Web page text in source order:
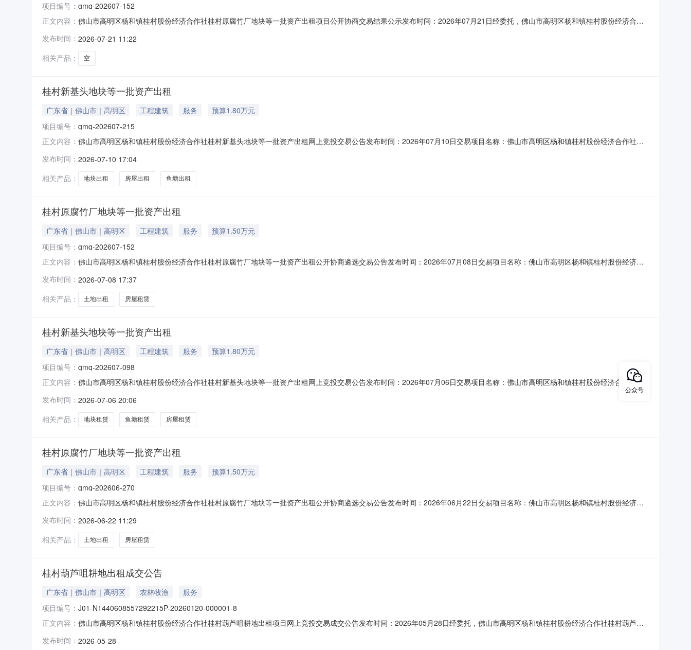
项目编号： gmq-202607-152
正文内容： 佛山市高明区杨和镇桂村股份经济合作社桂村原腐竹厂地块等一批资产出租项目公开协商交易结果公示发布时间：2026年07月21日经委托，佛山市高明区杨和镇桂村股份经济合作
市高明区杨和镇桂村股份经济合作社桂村原腐竹厂地块等一批资产出租项目交易编号：gmq-202607-152项目权属人：佛山市高明区杨和镇桂村股份经济合作社成交人：佛山市河丰
服务管理
发布时间： 2026-07-21 11:22
相关产品：
空
桂村新基头地块等一批资产出租
广东省｜佛山市｜高明区 工程建筑 服务
预算1.80万元
项目编号： gmq-202607-215
正文内容： 佛山市高明区杨和镇桂村股份经济合作社桂村新基头地块等一批资产出租网上竞投交易公告发布时间：2026年07月10日交易项目名称：佛山市高明区杨和镇桂村股份经济合作社桂
名。2.本交易公告是交易服务机构接受本项目权属人的委托而发布的。本次项目所有信息均由项目权属人提供，由项目权属人对信息的真实性负责。3.本项目不组织
发布时间： 2026-07-10 17:04
相关产品：
地块出租 房屋出租 鱼塘出租
桂村原腐竹厂地块等一批资产出租
广东省｜佛山市｜高明区 工程建筑 服务
预算1.50万元
项目编号： gmq-202607-152
正文内容： 佛山市高明区杨和镇桂村股份经济合作社桂村原腐竹厂地块等一批资产出租公开协商遴选交易公告发布时间：2026年07月08日交易项目名称：佛山市高明区杨和镇桂村股份经济合
交易。公开协商，按照“不低于底价、综合评价最优者得”的原则遴选确定成交人。2.本交易公告是交易服务机构接受本项目权属人的委托而发布的。本次项目所有信息均由项目权属
人提供，由项目权属人
发布时间： 2026-07-08 17:37
相关产品：
土地出租 房屋租赁
桂村新基头地块等一批资产出租
广东省｜佛山市｜高明区 工程建筑 服务
预算1.80万元
项目编号： gmq-202607-098
正文内容： 佛山市高明区杨和镇桂村股份经济合作社桂村新基头地块等一批资产出租网上竞投交易公告发布时间：2026年07月06日交易项目名称：佛山市高明区杨和镇桂村股份经济合作社桂
村新基头地块等一批资产出租项目省平台交易编号：J01-N1440608557292215P-20260331-000003-6交易编号：gmq-202607-098温馨提示:1.本项目只接受网上或微信小程序报
名。2.本交易公告是交易服务机构接受本项目权属人的委托而发布的。本次项目所有信息均由项目权属人提供，由项目权属人对信息的真实性负责。3.本项目不组织
发布时间： 2026-07-06 20:06
相关产品：
地块租赁 鱼塘租赁 房屋租赁
桂村原腐竹厂地块等一批资产出租
广东省｜佛山市｜高明区 工程建筑 服务
预算1.50万元
项目编号： gmq-202606-270
正文内容： 佛山市高明区杨和镇桂村股份经济合作社桂村原腐竹厂地块等一批资产出租公开协商遴选交易公告发布时间：2026年06月22日交易项目名称：佛山市高明区杨和镇桂村股份经济合
交易。公开协商，按照“不低于底价、综合评价最优者得”的原则遴选确定成交人。2.本交易公告是交易服务机构接受本项目权属人的委托而发布的。本次项目所有信息均由项目权属
人提供，由项目权属人
发布时间： 2026-06-22 11:29
相关产品：
土地出租 房屋租赁
桂村葫芦咀耕地出租成交公告
广东省｜佛山市｜高明区 农林牧渔
服务
项目编号： J01-N1440608557292215P-20260120-000001-8
正文内容： 佛山市高明区杨和镇桂村股份经济合作社桂村葫芦咀耕地出租项目网上竞投交易成交公告发布时间：2026年05月28日经委托，佛山市高明区杨和镇桂村股份经济合作社桂村葫芦咀
明区杨和镇桂村股份经济合作社桂村葫芦咀耕地出租项目省平台交易编号：J01-N1440608557292215P-20260120-000001-8交易编号：gmq-202601-
发布时间： 2026-05-28
公众号